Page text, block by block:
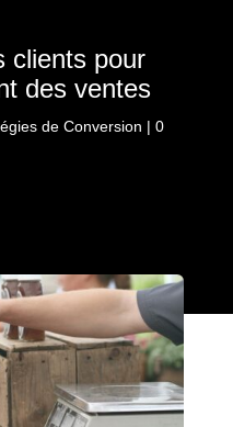
clients pour
des ventes
de Conversion | 0